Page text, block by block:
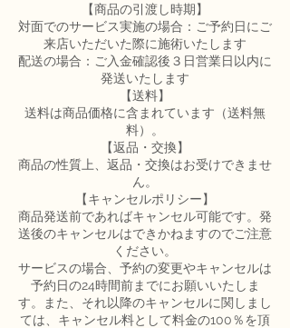
【商品の引渡し時期】
対面でのサービス実施の場合：ご予約日にご
来店いただいた際に施術いたします
配送の場合：ご入金確認後３日営業日以内に
発送いたします
【送料】
送料は商品価格に含まれています（送料無
料）。
【返品・交換】
商品の性質上、返品・交換はお受けできませ
ん。
【キャンセルポリシー】
商品発送前であればキャンセル可能です。発
送後のキャンセルはできかねますのでご注意
ください。
サービスの場合、予約の変更やキャンセルは
予約日の24時間前までにお願いいたしま
す。また、それ以降のキャンセルに関しまし
ては、キャンセル料として料金の100％を頂